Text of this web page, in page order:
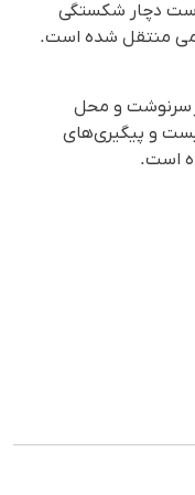
دست دچار شکستگی
منتقل شده است.
سرنوشت و محل
و پیگیری‌های
است.